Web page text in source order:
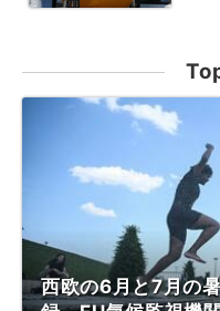
西欧の6月と7月の